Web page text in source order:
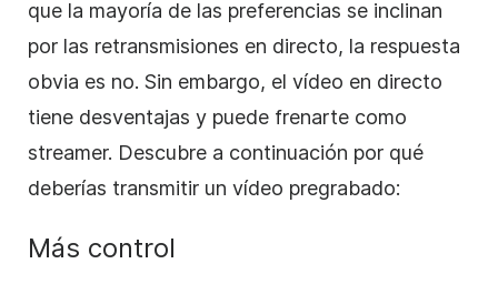
que la mayoría de las preferencias se inclinan
por las retransmisiones en directo, la respuesta
obvia es no. Sin embargo, el vídeo en directo
tiene desventajas y puede frenarte como
streamer. Descubre a continuación por qué
deberías transmitir un vídeo pregrabado:
Más control